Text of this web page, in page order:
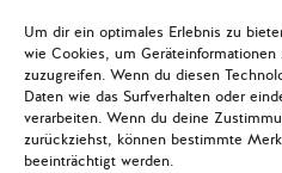
Um dir ein optimales Erlebnis zu
wie Cookies, um
zuzugreifen. Wenn du diesen
Daten wie das Surfverhalten oder
verarbeiten. Wenn du deine
zurückziehst, können bestimmte
beeinträchtigt werden.
Download Polis Brief N° 6
(English)